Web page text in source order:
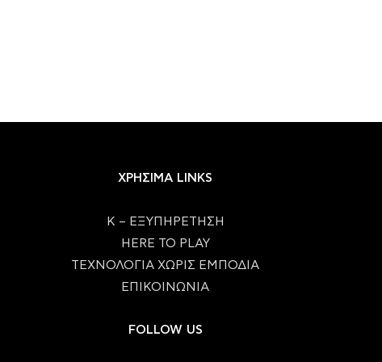
ΧΡΗΣΙΜΑ LINKS
Κ – ΕΞΥΠΗΡΕΤΗΣΗ
HERE TO PLAY
ΤΕΧΝΟΛΟΓΙΑ ΧΩΡΙΣ ΕΜΠΟΔΙΑ
ΕΠΙΚΟΙΝΩΝΙΑ
FOLLOW US